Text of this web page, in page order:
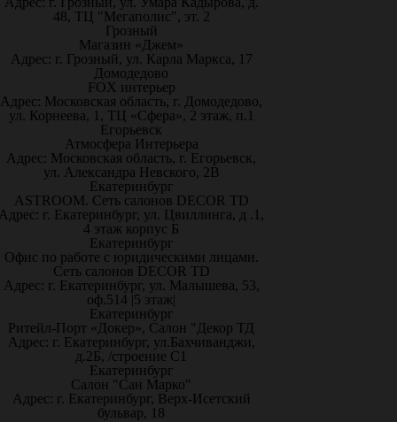
48, ТЦ "Мегаполис", эт. 2
Грозный
Магазин «Джем»
Адрес: г. Грозный, ул. Карла Маркса, 17
Домодедово
FOX интерьер
Адрес: Московская область, г. Домодедово,
ул. Корнеева, 1, ТЦ «Сфера», 2 этаж, п.1
Егорьевск
Атмосфера Интерьера
Адрес: Московская область, г. Егорьевск,
ул. Александра Невского, 2В
Екатеринбург
ASTROOM. Сеть салонов DECOR TD
г. Екатеринбург, ул. Цвиллинга, д .1,
4 этаж корпус Б
Екатеринбург
Офис по работе с юридическими лицами.
Сеть салонов DECOR TD
Адрес: г. Екатеринбург, ул. Малышева, 53,
оф.514 |5 этаж|
Екатеринбург
Ритейл-Порт «Докер», Салон "Декор ТД
Адрес: г. Екатеринбург, ул.Бахчиванджи,
д.2Б, /строение С1
Екатеринбург
Салон "Сан Марко"
Адрес: г. Екатеринбург, Верх-Исетский
бульвар, 18